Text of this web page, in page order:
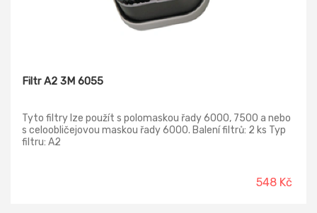
Filtr A2 3M 6055
Tyto filtry lze použít s polomaskou řady 6000, 7500 a nebo
s celoobličejovou maskou řady 6000. Balení filtrů: 2 ks Typ
filtru: A2
548 Kč